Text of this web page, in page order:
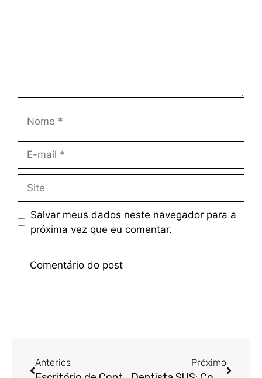
Salvar meus dados neste navegador para a
próxima vez que eu comentar.
Anterios Próximo